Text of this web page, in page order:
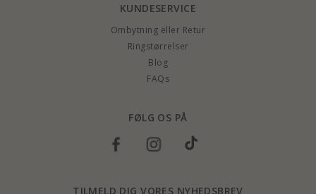
KUNDESERVICE
Ombytning eller Retur
Ringstørrelser
Blog
FAQs
FØLG OS PÅ
TILMELD DIG VORES NYHEDSBREV